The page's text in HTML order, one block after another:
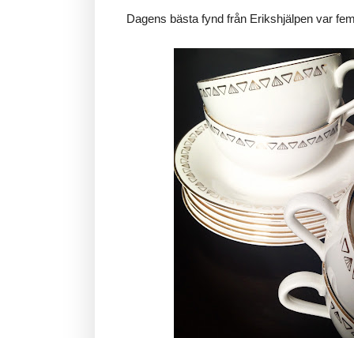
Dagens bästa fynd från Erikshjälpen var